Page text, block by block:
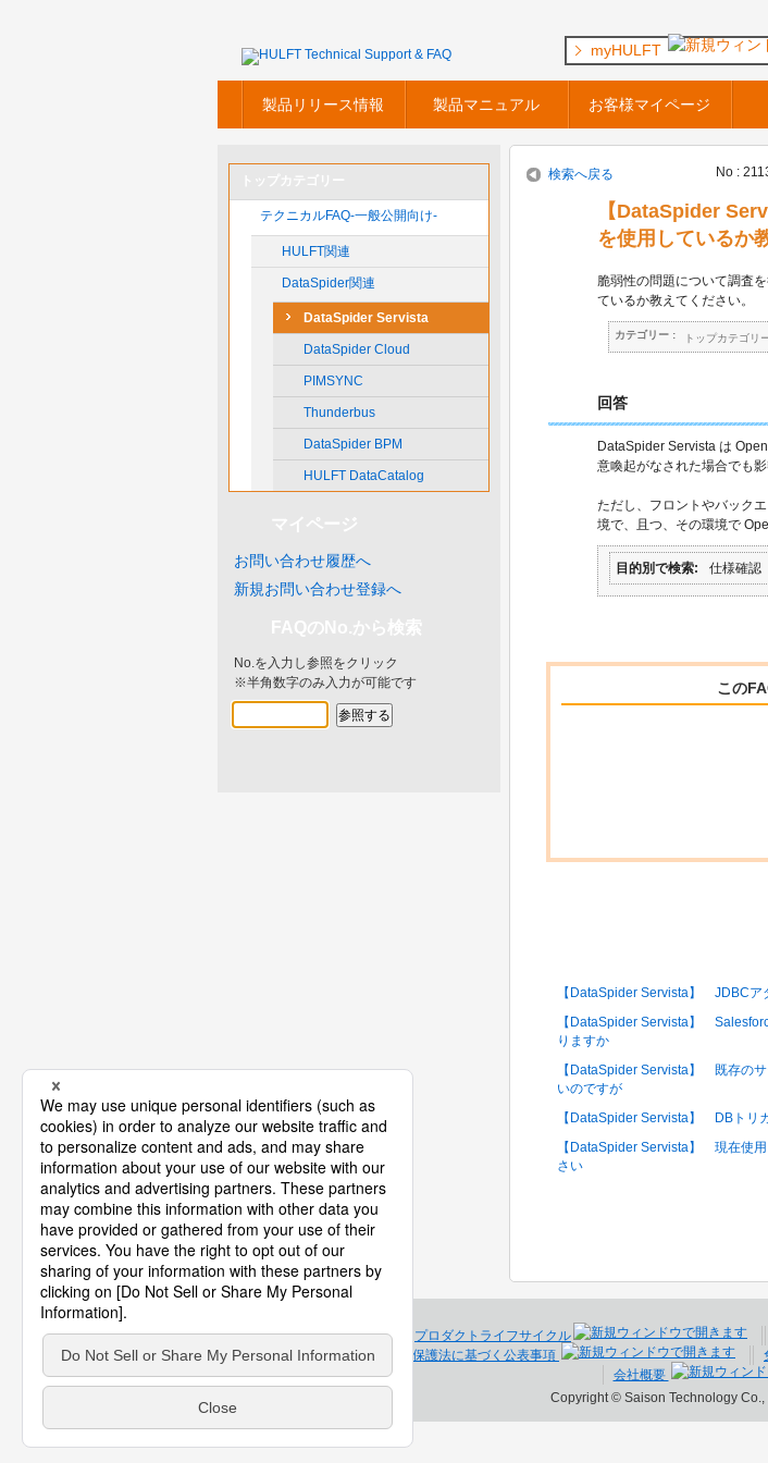
製品リリース情報 製品マニュアル お客様マイページ
myHULFT
テクニカルFAQ-一般公開向け-
HULFT関連
DataSpider関連
DataSpider Servista
DataSpider Cloud
PIMSYNC
Thunderbus
DataSpider BPM
HULFT DataCatalog
お問い合わせ履歴へ
新規お問い合わせ登録へ
No.を入力し参照をクリック
※半角数字のみ入力が可能です
検索へ戻る No :
【DataSpider
を使用しているか
脆弱性の問題について調査
ているか教えてください。
カテゴリー : トップカテゴリ
回答
DataSpider Servista は
意喚起がなされた場合でも影
ただし、フロントやバック
境で、且つ、その環境で
目的別で検索 仕様確認
この
【DataSpider Servista】 JDBCア
【DataSpider Servista】
りますか
【DataSpider Servista】 既存の
いのですが
【DataSpider Servista】 DBトリ
【DataSpider Servista】 現在使
さい
プロダクトライフサイクル
個人情報保護法に基づく公表事項
会社概要
Copyright © Saison Technology